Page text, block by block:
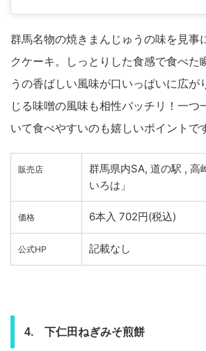
群馬名物の焼きまんじゅうの味を見事
クケーキ。しっとりした食感で食べた
うの香ばしい風味が口いっぱいに広が
じる味噌の風味も相性バッチリ！一つ
いて食べやすいのも嬉しいポイントで
販売店
群馬県内SA, 道の駅 , 高
いろは」
価格 6本入 702円(税込)
公式HP 記載なし
4. 下仁田ねぎみそ煎餅